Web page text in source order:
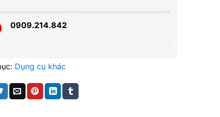
0909.214.842
Dụng cụ khác